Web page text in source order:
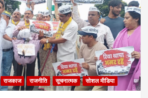
राजकाज राजनीति सूचनात्मक सोशल मीडिया